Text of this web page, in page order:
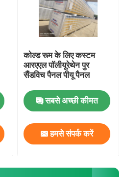
कोल्ड रूम के लिए कस्टम
आरएएल पॉलीयूरेथेन पुर
सैंडविच पैनल पीयू पैनल
सबसे अच्छी कीमत
हमसे संपर्क करें